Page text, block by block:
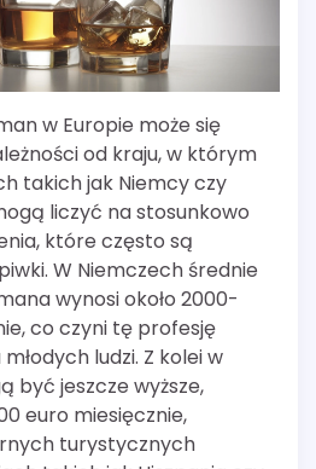
w Europie może się
od kraju, w którym
takich jak Niemcy czy
liczyć na stosunkowo
które często są
W Niemczech średnie
wynosi około 2000-
co czyni tę profesję
ludzi. Z kolei w
być jeszcze wyższe,
euro miesięcznie,
turystycznych